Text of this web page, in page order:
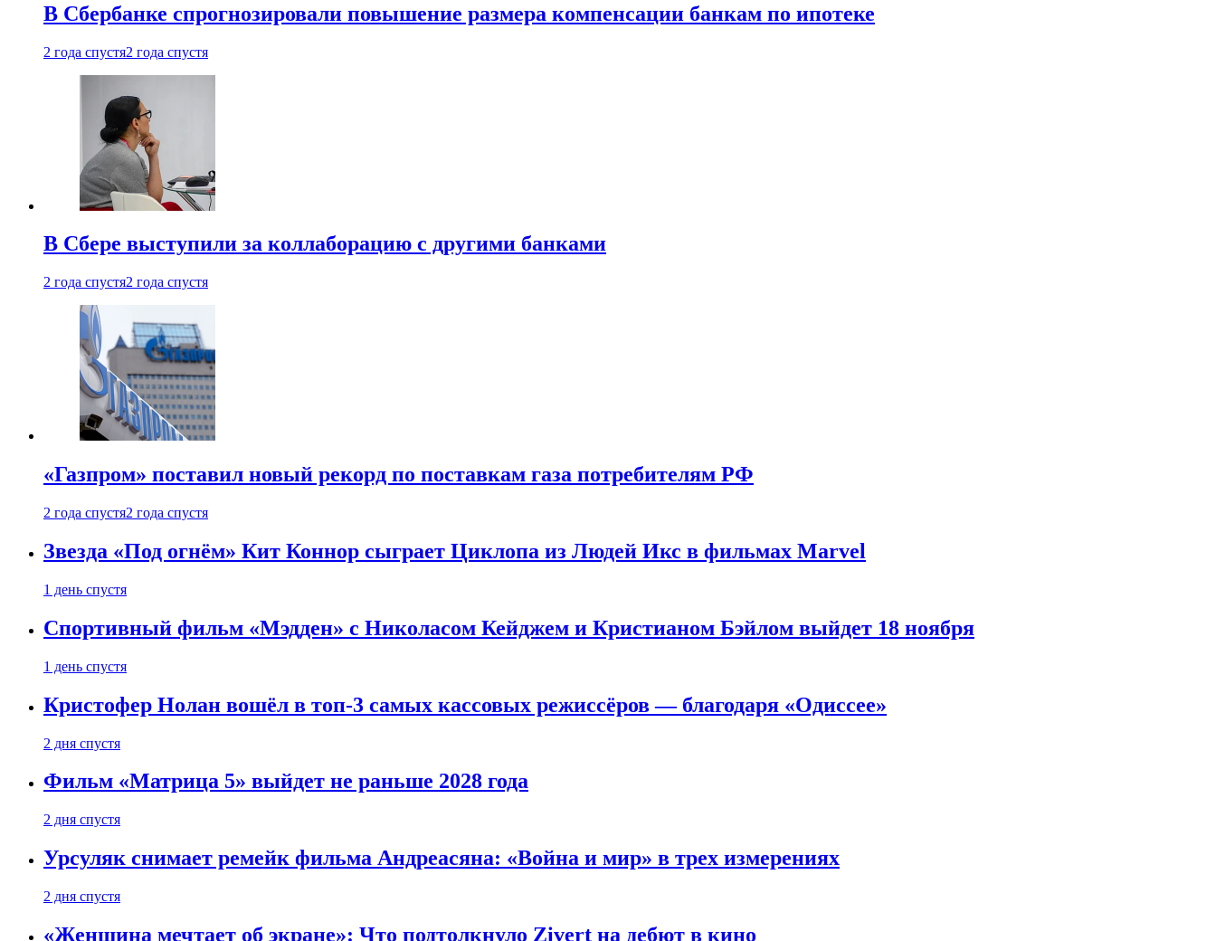
В Сбербанке спрогнозировали повышение размера компенсации банкам по ипотеке
2 года спустя2 года спустя
В Сбере выступили за коллаборацию с другими банками
2 года спустя2 года спустя
«Газпром» поставил новый рекорд по поставкам газа потребителям РФ
2 года спустя2 года спустя
Звезда «Под огнём» Кит Коннор сыграет Циклопа из Людей Икс в фильмах Marvel
1 день спустя
Спортивный фильм «Мэдден» с Николасом Кейджем и Кристианом Бэйлом выйдет 18 ноября
1 день спустя
Кристофер Нолан вошёл в топ-3 самых кассовых режиссёров — благодаря «Одиссее»
2 дня спустя
Фильм «Матрица 5» выйдет не раньше 2028 года
2 дня спустя
Урсуляк снимает ремейк фильма Андреасяна: «Война и мир» в трех измерениях
2 дня спустя
«Женщина мечтает об экране»: Что подтолкнуло Zivert на дебют в кино